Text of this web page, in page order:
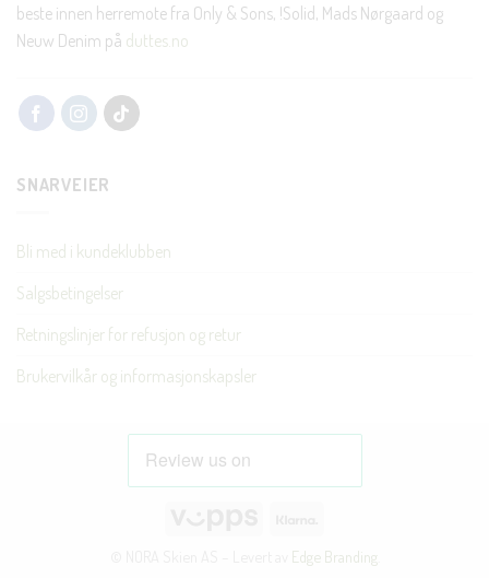
beste innen herremote fra Only & Sons, !Solid, Mads Nørgaard og
Neuw Denim på duttes.no
SNARVEIER
Bli med i kundeklubben
Salgsbetingelser
Retningslinjer for refusjon og retur
Brukervilkår og informasjonskapsler
Edge Branding